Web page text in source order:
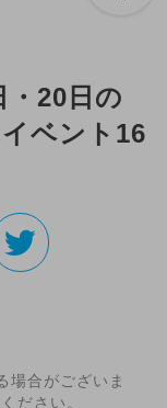
・20日の
ベント16
場合がございま
ださい。